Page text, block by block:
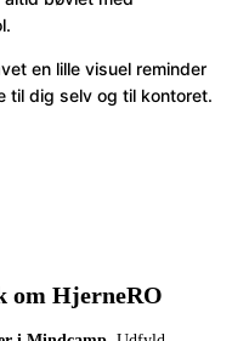
en lille visuel reminder
til dig selv og til kontoret.
om HjerneRO